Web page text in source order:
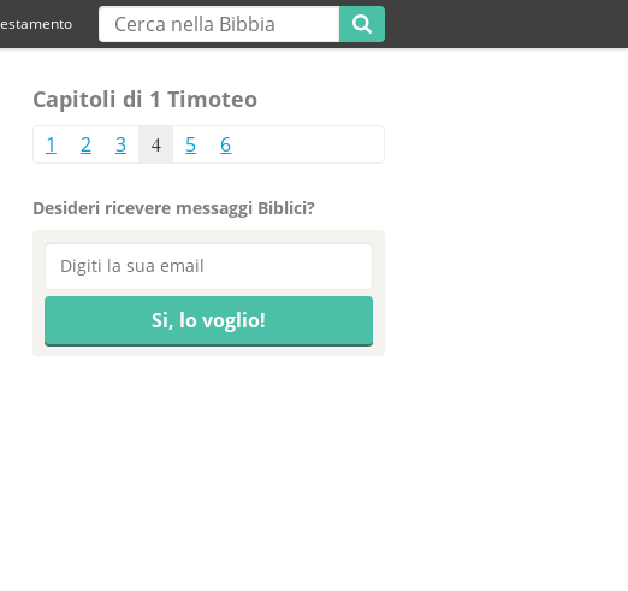
Capitoli di 1 Timoteo
1 2 3 4 5 6
Desideri ricevere messaggi Biblici?